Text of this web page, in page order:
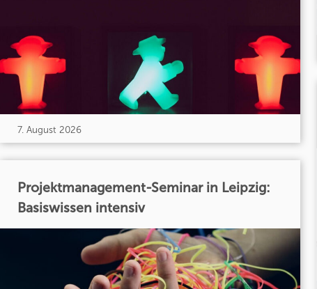
7. August 2026
Projektmanagement-Seminar in Leipzig:
Basiswissen intensiv